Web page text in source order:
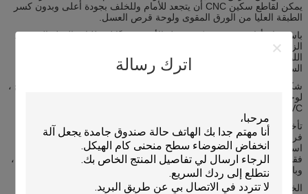
اترك رسالة
يمكن لقاطع سكين CNC أن يتجعد للأمام وللخلف بجودة أعلى وبدون كسر
الطبقة العليا من الورق المقوى ولوحة قرص العسل.
باستخدام أداة V-Cut ، يمكن تعديل الأخدود وفقًا لمتطلبات القطع المحددة.
اللوح والكرتون والكرتون المموج واللوح الرمادي وغيرها من مواد الكرتون
السميكة نسبيًا.
شكرًا لجميع الأدوات ، يمكنها استخدام العديد من المواد مثل الورق المموج ،
PVC.
تأخذ آلة MEC85 تصميم الطاولة الجديد بالكامل للإطار الفولاذي ومنطقة
فراغ الطاولة ، مما يتيح شفطًا أقوى وخصائص ميكانيكية أكثر
استقرارًا.بفضل نظام ارتفاع الأداة التلقائي ، فإنه يجعل الجهاز أكثر ذكاءً ،
فقط عن طريق الضغط على مفتاح واحد ثم يمكن ضبط عمق الأداة تلقائيًا ،
وبالتالي تجنب تجاوز الطاولة.
الخصائص الرئيسية: